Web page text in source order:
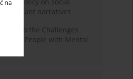
na
policy on social
Dominant narratives
into the Challenges
People with Mental